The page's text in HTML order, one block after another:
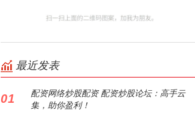
最近发表
01
配资网络炒股配资 配资炒股论坛：高手云
集，助你盈利！